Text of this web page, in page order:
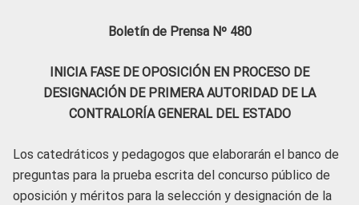
Boletín de Prensa Nº 480
INICIA FASE DE OPOSICIÓN EN PROCESO DE
DESIGNACIÓN DE PRIMERA AUTORIDAD DE LA
CONTRALORÍA GENERAL DEL ESTADO
Los catedráticos y pedagogos que elaborarán el banco de
preguntas para la prueba escrita del concurso público de
oposición y méritos para la selección y designación de la